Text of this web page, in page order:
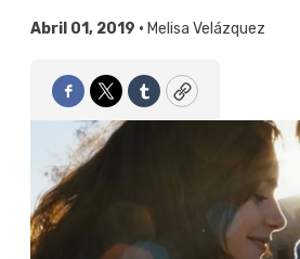
Abril 01, 2019 • Melisa Velázquez
Facebook
TwitterTumblrCopy